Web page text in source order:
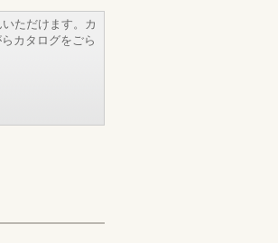
ただけます。カ
カタログをごら